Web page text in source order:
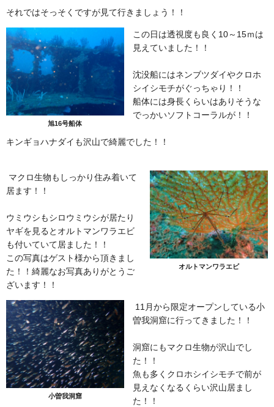
それではそっそくですが見て行きましょう！！
旭16号船体
この日は透視度も良く10～15ｍは
見えていました！！
沈没船にはネンブツダイやクロホ
シイシモチがぐっちゃり！！
船体には身長くらいはありそうな
でっかいソフトコーラルが！！
キンギョハナダイも沢山で綺麗でした！！
オルトマンワラエビ
マクロ生物もしっかり住み着いて
居ます！！
ウミウシもシロウミウシが居たり
ヤギを見るとオルトマンワラエビ
も付いていて居ました！！
この写真はゲスト様から頂きまし
た！！綺麗なお写真ありがとうご
ざいます！！
小曽我洞窟
11月から限定オープンしている小
曽我洞窟に行ってきました！！
洞窟にもマクロ生物が沢山でし
た！！
魚も多くクロホシイシモチで前が
見えなくなるくらい沢山居まし
た！！